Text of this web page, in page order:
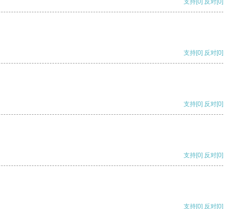
支持[0] 反对[0]
支持[0] 反对[0]
支持[0] 反对[0]
支持[0] 反对[0]
支持[0] 反对[0]